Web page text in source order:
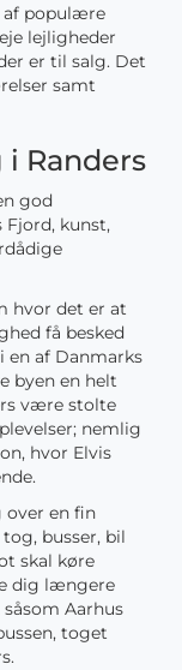
af populære
lejligheder
er til salg. Det
samt
Randers
god
Fjord, kunst,
hvor det er at
få besked
en af Danmarks
byen en helt
være stolte
nemlig
hvor Elvis
over en fin
busser, bil
skal køre
dig længere
Aarhus
toget